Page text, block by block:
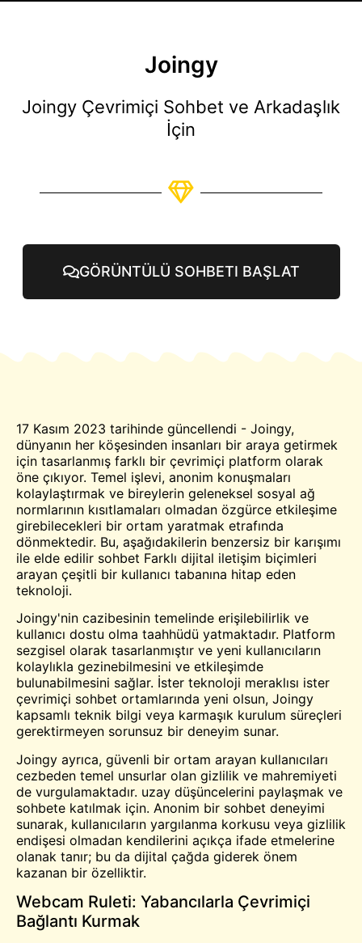
Joingy
Joingy Çevrimiçi Sohbet ve Arkadaşlık
İçin
GÖRÜNTÜLÜ SOHBETI BAŞLAT
17 Kasım 2023 tarihinde güncellendi - Joingy,
dünyanın her köşesinden insanları bir araya getirmek
için tasarlanmış farklı bir çevrimiçi platform olarak
öne çıkıyor. Temel işlevi, anonim konuşmaları
kolaylaştırmak ve bireylerin geleneksel sosyal ağ
normlarının kısıtlamaları olmadan özgürce etkileşime
girebilecekleri bir ortam yaratmak etrafında
dönmektedir. Bu, aşağıdakilerin benzersiz bir karışımı
ile elde edilir sohbet Farklı dijital iletişim biçimleri
arayan çeşitli bir kullanıcı tabanına hitap eden
teknoloji.
Joingy'nin cazibesinin temelinde erişilebilirlik ve
kullanıcı dostu olma taahhüdü yatmaktadır. Platform
sezgisel olarak tasarlanmıştır ve yeni kullanıcıların
kolaylıkla gezinebilmesini ve etkileşimde
bulunabilmesini sağlar. İster teknoloji meraklısı ister
çevrimiçi sohbet ortamlarında yeni olsun, Joingy
kapsamlı teknik bilgi veya karmaşık kurulum süreçleri
gerektirmeyen sorunsuz bir deneyim sunar.
Joingy ayrıca, güvenli bir ortam arayan kullanıcıları
cezbeden temel unsurlar olan gizlilik ve mahremiyeti
de vurgulamaktadır. uzay düşüncelerini paylaşmak ve
sohbete katılmak için. Anonim bir sohbet deneyimi
sunarak, kullanıcıların yargılanma korkusu veya gizlilik
endişesi olmadan kendilerini açıkça ifade etmelerine
olanak tanır; bu da dijital çağda giderek önem
kazanan bir özelliktir.
Webcam Ruleti: Yabancılarla Çevrimiçi
Bağlantı Kurmak